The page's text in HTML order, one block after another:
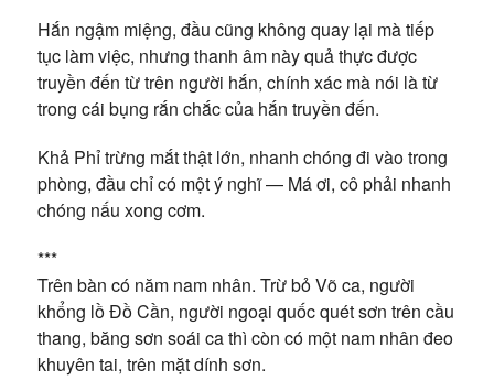
Hắn ngậm miệng, đầu cũng không quay lại mà tiếp
tục làm việc, nhưng thanh âm này quả thực được
truyền đến từ trên người hắn, chính xác mà nói là từ
trong cái bụng rắn chắc của hắn truyền đến.
Khả Phỉ trừng mắt thật lớn, nhanh chóng đi vào trong
phòng, đầu chỉ có một ý nghĩ — Má ơi, cô phải nhanh
chóng nấu xong cơm.
***
Trên bàn có năm nam nhân. Trừ bỏ Võ ca, người
khổng lồ Đồ Cần, người ngoại quốc quét sơn trên cầu
thang, băng sơn soái ca thì còn có một nam nhân đeo
khuyên tai, trên mặt dính sơn.